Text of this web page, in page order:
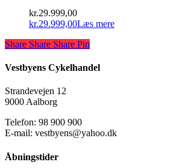
kr.29.999,00
kr.29.999,00Læs mere
Share
Share Share Share Pin
Vestbyens Cykelhandel
Strandevejen 12
9000 Aalborg
Telefon: 98 900 900
E-mail: vestbyens@yahoo.dk
Åbningstider